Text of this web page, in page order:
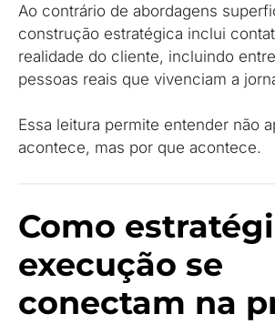
Ao contrário de abordagens
construção estratégica inclui
realidade do cliente, incluindo
pessoas reais que vivenciam a
Essa leitura permite entender não
acontece, mas por que acontece.
Como
execução se
conectam na